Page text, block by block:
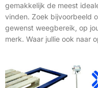
gemakkelijk de meest
vinden. Zoek bijvoorbeeld
gewenst weegbereik, op
merk. Waar jullie ook naar